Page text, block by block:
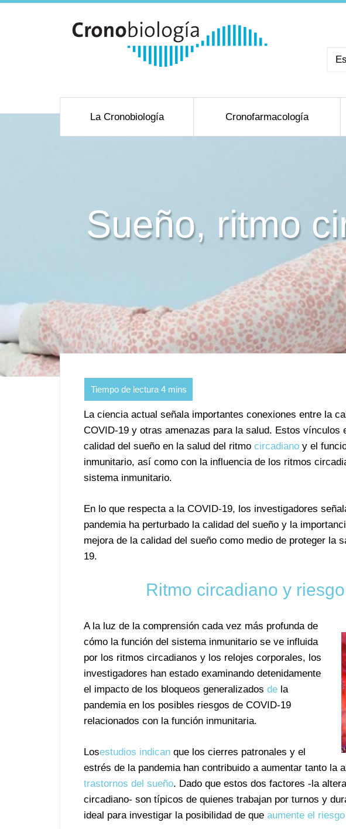
Elegir
La Cronobiología Cronofarmacología
Sueño, ritmo
La ciencia actual señala importantes conexiones entre la
COVID-19 y otras amenazas para la salud. Estos vínculos
calidad del sueño en la salud del ritmo circadiano y el
inmunitario, así como con la influencia de los ritmos
sistema inmunitario.
En lo que respecta a la COVID-19, los investigadores
pandemia ha perturbado la calidad del sueño y la
mejora de la calidad del sueño como medio de proteger la
19.
Ritmo circadiano y
A la luz de la comprensión cada vez más profunda de
cómo la función del sistema inmunitario se ve influida
por los ritmos circadianos y los relojes corporales, los
investigadores han estado examinando detenidamente
el impacto de los bloqueos generalizados de la
pandemia en los posibles riesgos de COVID-19
relacionados con la función inmunitaria.
Losestudios indican que los cierres patronales y el
estrés de la pandemia han contribuido a aumentar tanto la
trastornos del sueño. Dado que estos dos factores -la
circadiano- son típicos de quienes trabajan por turnos y
ideal para investigar la posibilidad de que aumente el